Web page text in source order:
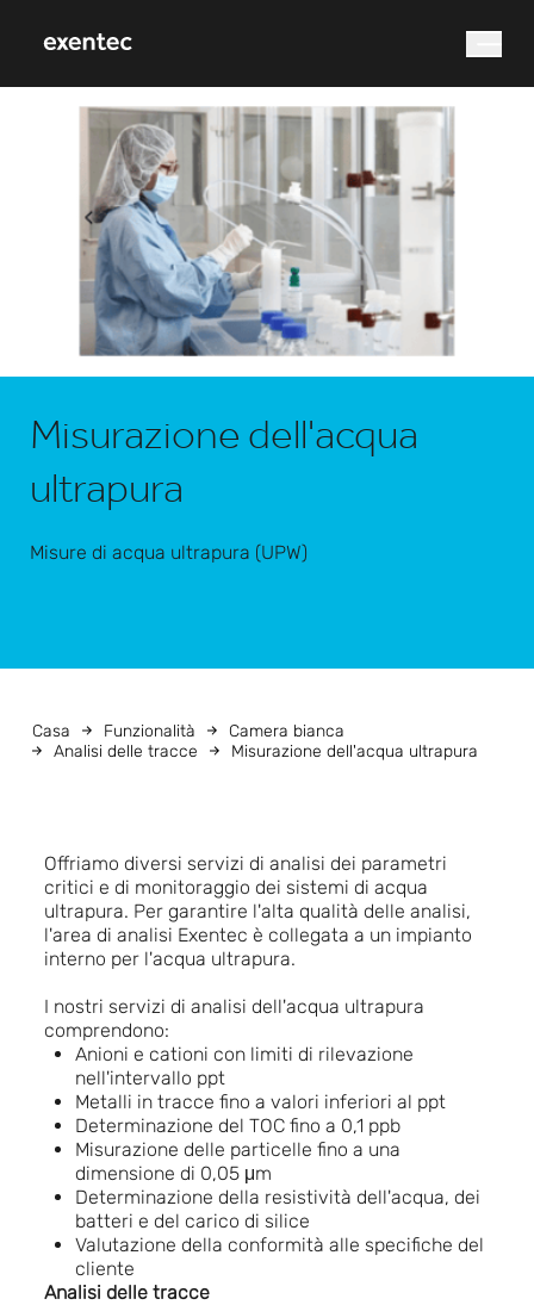
Cosa stai cercando?
Ricerca
Misurazione dell'acqua
ultrapura
Misure di acqua ultrapura (UPW)
Casa Funzionalità
Camera bianca
Analisi delle tracce
Misurazione dell'acqua ultrapura
Offriamo diversi servizi di analisi dei parametri
critici e di monitoraggio dei sistemi di acqua
ultrapura. Per garantire l'alta qualità delle analisi,
l'area di analisi Exentec è collegata a un impianto
interno per l'acqua ultrapura.
I nostri servizi di analisi dell'acqua ultrapura
comprendono:
Anioni e cationi con limiti di rilevazione
nell'intervallo ppt
Metalli in tracce fino a valori inferiori al ppt
Determinazione del TOC fino a 0,1 ppb
Misurazione delle particelle fino a una
dimensione di 0,05 μm
Determinazione della resistività dell'acqua, dei
batteri e del carico di silice
Valutazione della conformità alle specifiche del
cliente
Analisi delle tracce